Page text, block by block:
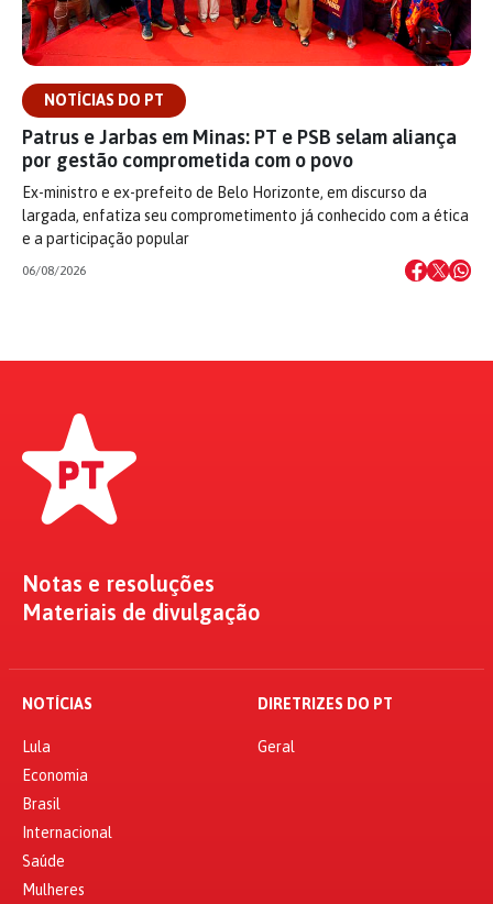
NOTÍCIAS DO PT
Patrus e Jarbas em Minas: PT e PSB selam aliança
por gestão comprometida com o povo
Ex-ministro e ex-prefeito de Belo Horizonte, em discurso da
largada, enfatiza seu comprometimento já conhecido com a ética
e a participação popular
06/08/2026
Notas e resoluções
Materiais de divulgação
NOTÍCIAS
Lula
Economia
Brasil
Internacional
Saúde
Mulheres
DIRETRIZES DO PT
Geral